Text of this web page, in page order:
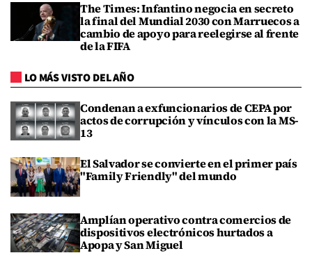
The Times: Infantino negocia en secreto
la final del Mundial 2030 con Marruecos a
cambio de apoyo para reelegirse al frente
de la FIFA
LO MÁS VISTO DEL AÑO
Condenan a exfuncionarios de CEPA por
actos de corrupción y vínculos con la MS-
13
El Salvador se convierte en el primer país
"Family Friendly" del mundo
Amplían operativo contra comercios de
dispositivos electrónicos hurtados a
Apopa y San Miguel